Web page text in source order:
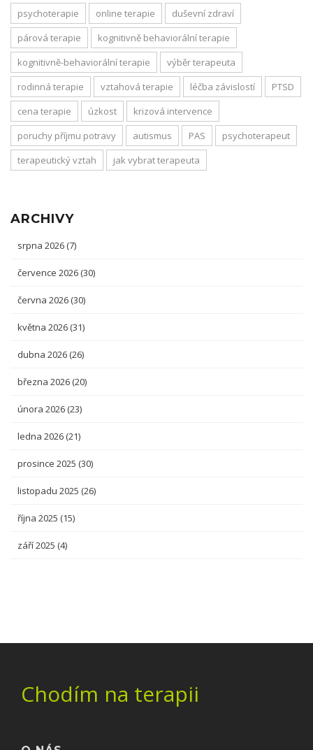
psychoterapie online terapie
duševní zdraví
párová terapie
kognitivně behaviorální terapie
kognitivně-behaviorální terapie
výběr terapeuta
rodinná terapie
vztahová terapie léčba závislostí
PTSD
cena terapie
úzkost
krizová intervence
poruchy příjmu potravy
autismus PAS
psychoterapeut
terapeutický vztah
jak vybrat terapeuta
ARCHIVY
srpna 2026 (7)
července 2026 (30)
června 2026 (30)
května 2026 (31)
dubna 2026 (26)
března 2026 (20)
února 2026 (23)
ledna 2026 (21)
prosince 2025 (30)
listopadu 2025 (26)
října 2025 (15)
září 2025 (4)
Chodím na terapii